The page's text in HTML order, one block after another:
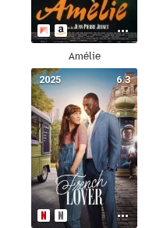
Amélie
6.3
2025